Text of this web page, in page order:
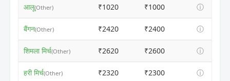
आलू(Other) ₹1020 ₹1000 ⓘ
बैंगन(Other) ₹2420 ₹2400 ⓘ
शिमला मिर्च(Other) ₹2620 ₹2600 ⓘ
हरी मिर्च(Other) ₹2320 ₹2300 ⓘ